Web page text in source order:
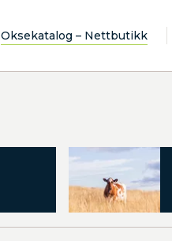
Oksekatalog – Nettbutikk